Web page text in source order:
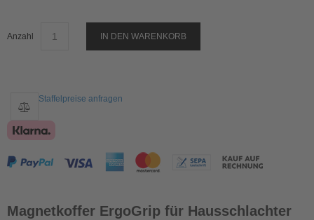
Anzahl IN DEN WARENKORB
Staffelpreise anfragen
Magnetkoffer ErgoGrip für Hausschlachter